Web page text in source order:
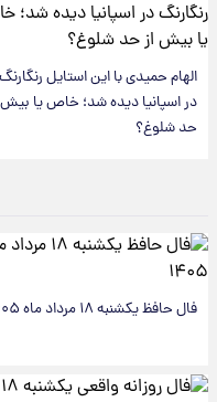
الهام حمیدی با این استایل رنگارنگ
در اسپانیا دیده شد؛ خاص یا بیش از
حد شلوغ؟
فال حافظ یکشنبه ۱۸ مرداد ماه ۱۴۰۵